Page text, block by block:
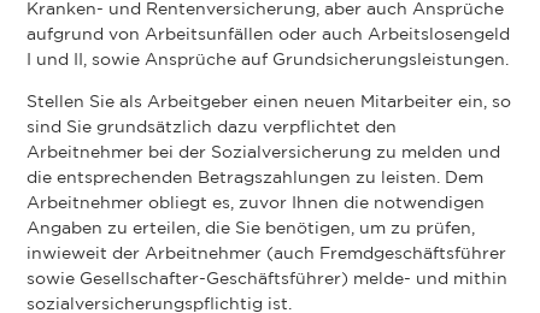
Kranken- und Rentenversicherung, aber auch Ansprüche
aufgrund von Arbeitsunfällen oder auch Arbeitslosengeld
I und II, sowie Ansprüche auf Grundsicherungsleistungen.
Stellen Sie als Arbeitgeber einen neuen Mitarbeiter ein, so
sind Sie grundsätzlich dazu verpflichtet den
Arbeitnehmer bei der Sozialversicherung zu melden und
die entsprechenden Betragszahlungen zu leisten. Dem
Arbeitnehmer obliegt es, zuvor Ihnen die notwendigen
Angaben zu erteilen, die Sie benötigen, um zu prüfen,
inwieweit der Arbeitnehmer (auch Fremdgeschäftsführer
sowie Gesellschafter-Geschäftsführer) melde- und mithin
sozialversicherungspflichtig ist.